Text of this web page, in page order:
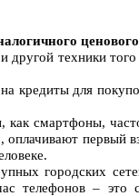
другой техники
кредиты для
как смартфоны,
первый
городских
телефонов –